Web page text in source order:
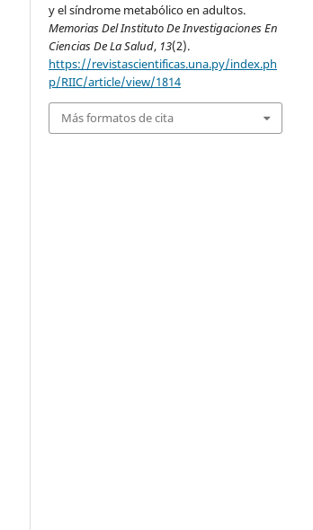
y el síndrome metabólico en adultos.
Memorias Del Instituto De Investigaciones En
Ciencias De La Salud, 13(2).
https://revistascientificas.una.py/index.ph
p/RIIC/article/view/1814
Más formatos de cita